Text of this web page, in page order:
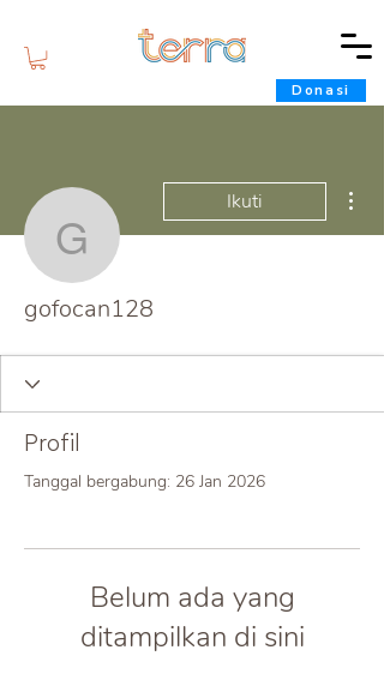
Donasi
gofocan128
Ikuti
gofocan128
Profil
Tanggal bergabung: 26 Jan 2026
Belum ada yang
ditampilkan di sini